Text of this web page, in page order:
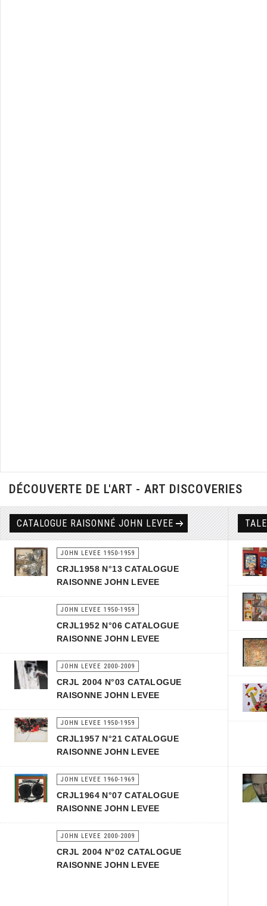
DÉCOUVERTE DE L'ART - ART DISCOVERIES
CATALOGUE RAISONNÉ JOHN LEVEE
JOHN LEVEE 1950-1959
CRJL1958 N°13 CATALOGUE
RAISONNE JOHN LEVEE
JOHN LEVEE 1950-1959
CRJL1952 N°06 CATALOGUE
RAISONNE JOHN LEVEE
JOHN LEVEE 2000-2009
CRJL 2004 N°03 CATALOGUE
RAISONNE JOHN LEVEE
JOHN LEVEE 1950-1959
CRJL1957 N°21 CATALOGUE
RAISONNE JOHN LEVEE
JOHN LEVEE 1960-1969
CRJL1964 N°07 CATALOGUE
RAISONNE JOHN LEVEE
JOHN LEVEE 2000-2009
CRJL 2004 N°02 CATALOGUE
RAISONNE JOHN LEVEE